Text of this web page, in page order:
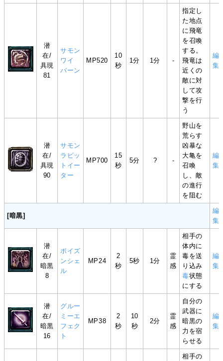
潜
在/
具現
81
サモン
ワイ
バーン
MP520
10
秒
1分 1分 -
指定し
た地点
に飛竜
を召喚
する。
飛竜は
近くの
敵に対
して攻
撃を行
う
編
集
潜
在/
具現
90
サモン
ラビッ
トイー
ター
MP700
15
秒
5分 ? -
野山を
荒らす
凶暴な
大亀を
召喚
し、敵
の進行
を阻む
編
集
[暗黒]
編
集
潜
在/
暗黒
8
ポイズ
ンシェ
ル
MP24
2
秒
5秒 1分
霊
感
相手の
体内に
毒を送
り込み
毒状態
にする
編
集
潜
在/
暗黒
16
グルー
ミーエ
フェク
ト
MP38
2
秒
10
秒
2分
霊
感
自分の
武器に
暗黒の
力を宿
らせる
編
集
相手の